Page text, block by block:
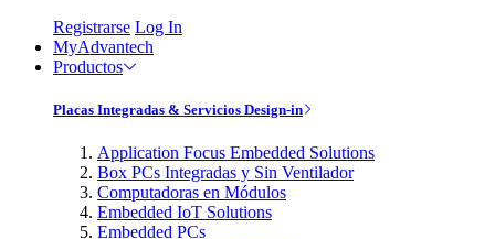
Registrarse Log In
MyAdvantech
Productos
Placas Integradas & Servicios Design-in
Application Focus Embedded Solutions
Box PCs Integradas y Sin Ventilador
Computadoras en Módulos
Embedded IoT Solutions
Embedded PCs